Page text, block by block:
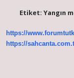
Etiket: Yangın
https://
https://